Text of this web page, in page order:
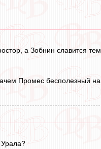
а Зобнин славится
Промес бесполезный на
Урала?